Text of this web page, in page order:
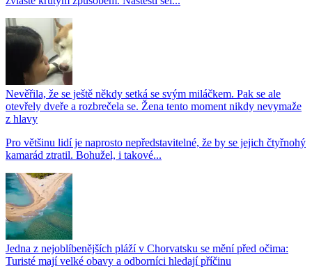
Nevěřila, že se ještě někdy setká se svým miláčkem. Pak se ale
otevřely dveře a rozbrečela se. Žena tento moment nikdy nevymaže
z hlavy
Pro většinu lidí je naprosto nepředstavitelné, že by se jejich čtyřnohý
kamarád ztratil. Bohužel, i takové...
Jedna z nejoblíbenějších pláží v Chorvatsku se mění před očima:
Turisté mají velké obavy a odborníci hledají příčinu